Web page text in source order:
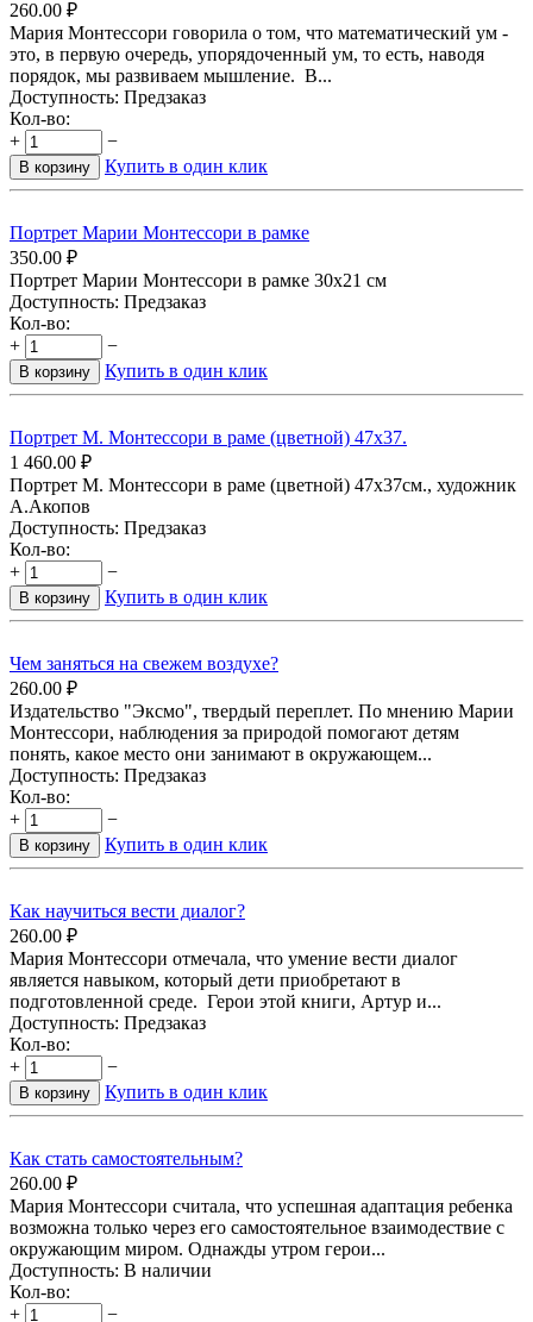
260.00 ₽
Мария Монтессори говорила о том, что математический ум -
это, в первую очередь, упорядоченный ум, то есть, наводя
порядок, мы развиваем мышление. В...
Доступность: Предзаказ
Кол-во:
+
−
В корзину Купить в один клик
Портрет Марии Монтессори в рамке
350.00 ₽
Портрет Марии Монтессори в рамке 30х21 см
Доступность: Предзаказ
Кол-во:
+
−
В корзину Купить в один клик
Портрет М. Монтессори в раме (цветной) 47х37.
1 460.00 ₽
Портрет М. Монтессори в раме (цветной) 47х37см., художник
А.Акопов
Доступность: Предзаказ
Кол-во:
+
−
В корзину Купить в один клик
Чем заняться на свежем воздухе?
260.00 ₽
Издательство "Эксмо", твердый переплет. По мнению Марии
Монтессори, наблюдения за природой помогают детям
понять, какое место они занимают в окружающем...
Доступность: Предзаказ
Кол-во:
+
−
В корзину Купить в один клик
Как научиться вести диалог?
260.00 ₽
Мария Монтессори отмечала, что умение вести диалог
является навыком, который дети приобретают в
подготовленной среде. Герои этой книги, Артур и...
Доступность: Предзаказ
Кол-во:
+
−
В корзину Купить в один клик
Как стать самостоятельным?
260.00 ₽
Мария Монтессори считала, что успешная адаптация ребенка
возможна только через его самостоятельное взаимодествие с
окружающим миром. Однажды утром герои...
Доступность: В наличии
Кол-во:
+
−